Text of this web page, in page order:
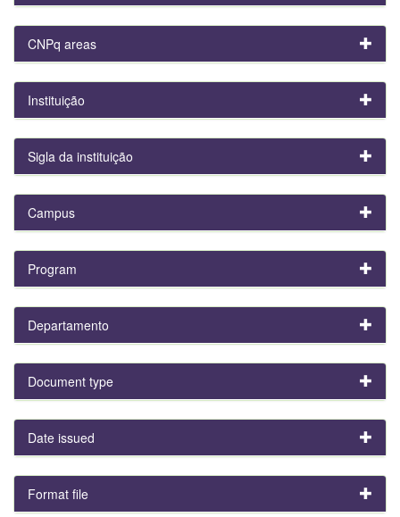
CNPq areas
Instituição
Sigla da instituição
Campus
Program
Departamento
Document type
Date issued
Format file